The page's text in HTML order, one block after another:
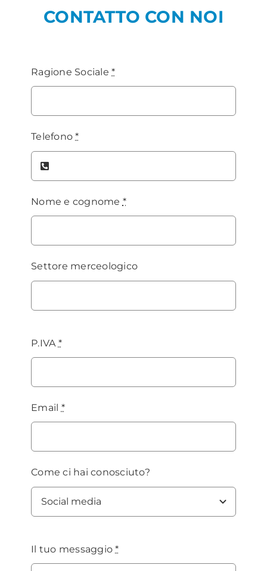
CONTATTO CON NOI
Ragione Sociale*
Telefono*
Nome e cognome *
Settore merceologico
P.IVA *
Email *
Come ci hai conosciuto?
Il tuo messaggio*